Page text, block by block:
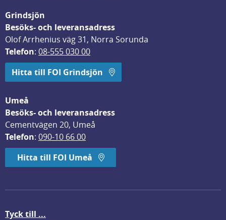
Grindsjön
Besöks- och leveransadress
Olof Arrhenius väg 31, Norra Sorunda
Telefon: 08-555 030 00
Hitta till FOI Grindsjön
Umeå
Besöks- och leveransadress
Cementvägen 20, Umeå
Telefon: 090-10 66 00
Hitta till FOI Umeå
Tyck till ...